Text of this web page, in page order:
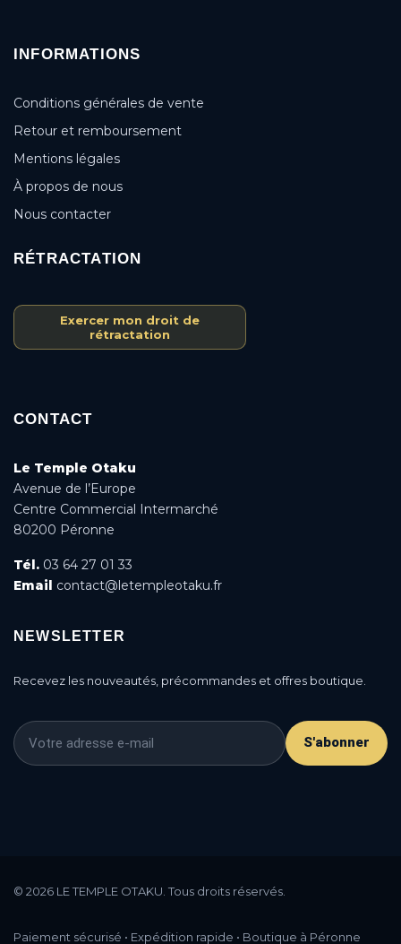
Module manager / AN Cookie Popup.
INFORMATIONS
Conditions générales de vente
Retour et remboursement
Mentions légales
À propos de nous
Nous contacter
RÉTRACTATION
Exercer mon droit de
rétractation
CONTACT
Le Temple Otaku
Avenue de l’Europe
Centre Commercial Intermarché
80200 Péronne
Tél. 03 64 27 01 33
Email contact@letempleotaku.fr
NEWSLETTER
Recevez les nouveautés, précommandes et offres boutique.
S'abonner
© 2026 LE TEMPLE OTAKU. Tous droits réservés.
Paiement sécurisé • Expédition rapide • Boutique à Péronne